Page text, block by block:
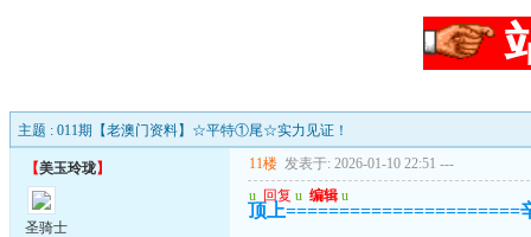
主题 : 011期【老澳门资料】☆平特①尾☆实力见证！
【美玉玲珑】
圣骑士
11楼 发表于: 2026-01-10 22:51 ---
u 回复 u 编辑 u
顶上======================